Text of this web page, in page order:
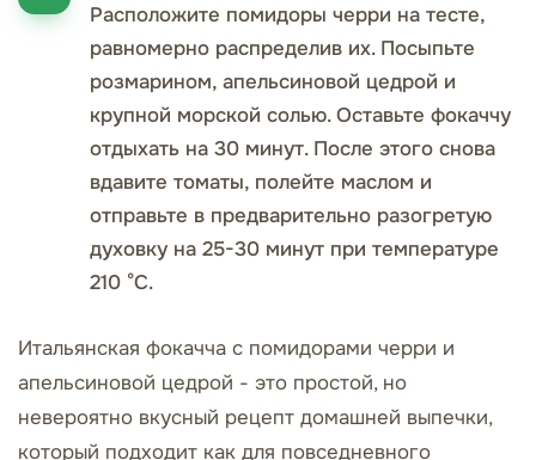
Расположите помидоры черри на тесте,
равномерно распределив их. Посыпьте
розмарином, апельсиновой цедрой и
крупной морской солью. Оставьте фокаччу
отдыхать на 30 минут. После этого снова
вдавите томаты, полейте маслом и
отправьте в предварительно разогретую
духовку на 25-30 минут при температуре
210 °C.
Итальянская фокачча с помидорами черри и
апельсиновой цедрой - это простой, но
невероятно вкусный рецепт домашней выпечки,
который подходит как для повседневного